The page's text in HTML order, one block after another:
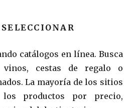
catálogos en línea. Busca
vinos, cestas de regalo o
La mayoría de los sitios
productos por precio,